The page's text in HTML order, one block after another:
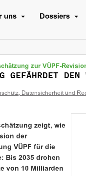
uns Dossiers
zur VÜPF-
GEFÄHRDET
Datensicherheit und
zeigt, wie
der
VÜPF für die
Bis 2035 drohen
von 10 Milliarden